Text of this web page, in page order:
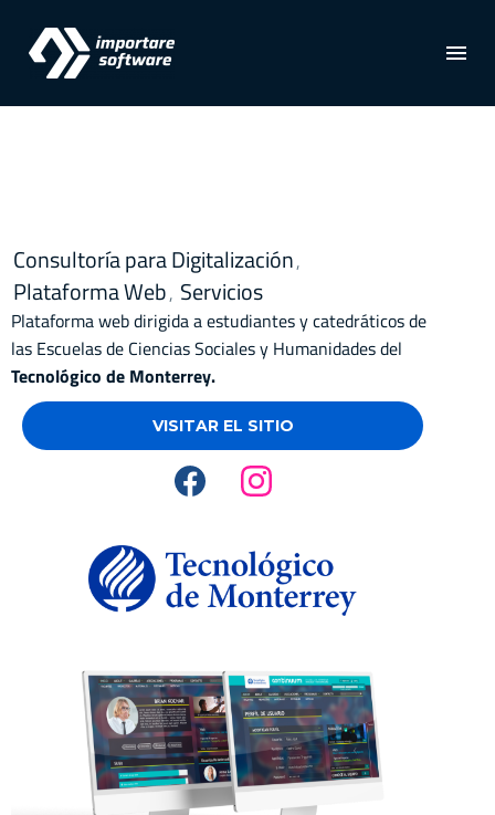
Consultoría para Digitalización,
Plataforma Web, Servicios
Plataforma web dirigida a estudiantes y catedráticos de
las Escuelas de Ciencias Sociales y Humanidades del
Tecnológico de Monterrey.
VISITAR EL SITIO